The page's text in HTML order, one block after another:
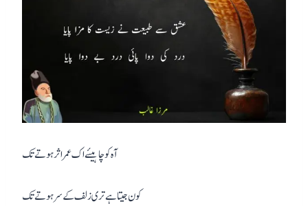
آہ کو چاہیئے اک عمر اثر ہوتے تک
کون جیتا ہے تری زلف کے سر ہوتے تک